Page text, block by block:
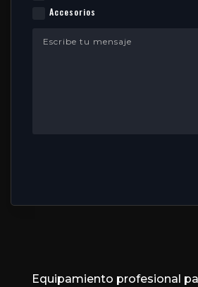
Accesorios
Equipamiento profesional